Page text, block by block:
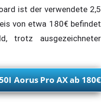
ist der verwendete 2,5
von etwa 180€ befindet
trotz ausgezeichneter
Aorus Pro AX ab 180€